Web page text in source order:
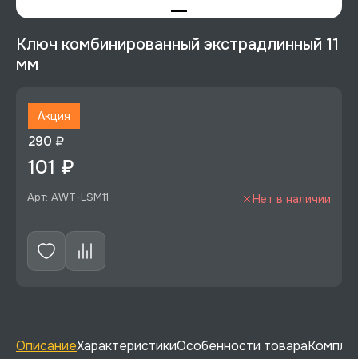
Ключ комбинированный экстрадлинный 11
мм
Акция
290 ₽
101 ₽
Арт: AWT-LSM11 Нет в наличии
ОписаниеХарактеристикиОсобенности товара